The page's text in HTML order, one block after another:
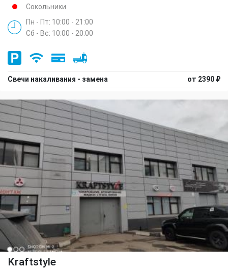
Сокольники
Пн - Пт: 10:00 - 21:00
Сб - Вс: 10:00 - 20:00
Свечи накаливания - замена от 2390 ₽
Kraftstyle